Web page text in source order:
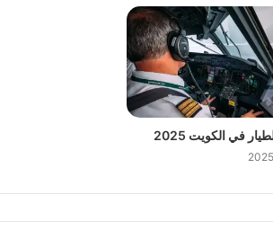
في الكويت 2025